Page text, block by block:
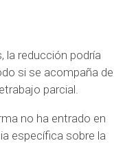
la reducción podría
si se acompaña de
parcial.
no ha entrado en
específica sobre la